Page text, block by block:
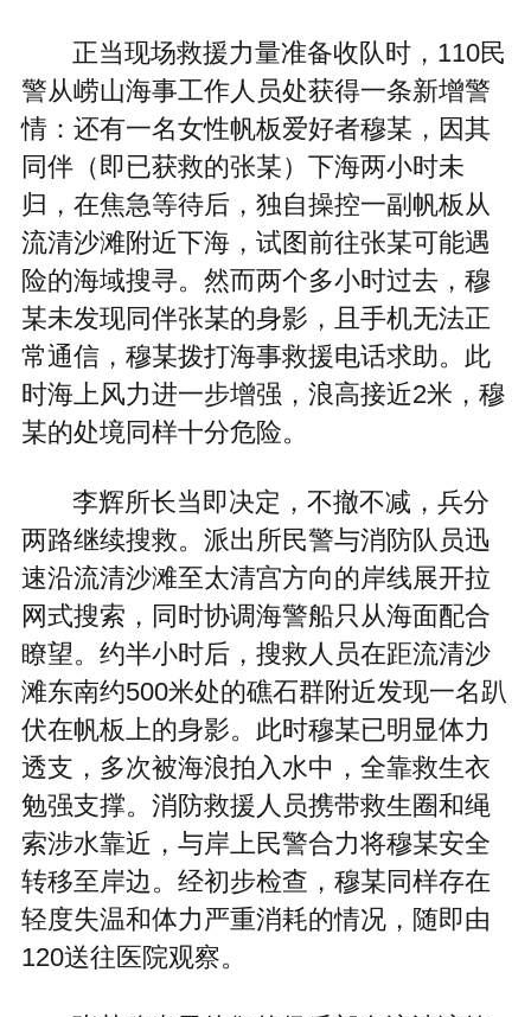
正当现场救援力量准备收队时，110民
警从崂山海事工作人员处获得一条新增警
情：还有一名女性帆板爱好者穆某，因其
同伴（即已获救的张某）下海两小时未
归，在焦急等待后，独自操控一副帆板从
流清沙滩附近下海，试图前往张某可能遇
险的海域搜寻。然而两个多小时过去，穆
某未发现同伴张某的身影，且手机无法正
常通信，穆某拨打海事救援电话求助。此
时海上风力进一步增强，浪高接近2米，穆
某的处境同样十分危险。
李辉所长当即决定，不撤不减，兵分
两路继续搜救。派出所民警与消防队员迅
速沿流清沙滩至太清宫方向的岸线展开拉
网式搜索，同时协调海警船只从海面配合
瞭望。约半小时后，搜救人员在距流清沙
滩东南约500米处的礁石群附近发现一名趴
伏在帆板上的身影。此时穆某已明显体力
透支，多次被海浪拍入水中，全靠救生衣
勉强支撑。消防救援人员携带救生圈和绳
索涉水靠近，与岸上民警合力将穆某安全
转移至岸边。经初步检查，穆某同样存在
轻度失温和体力严重消耗的情况，随即由
120送往医院观察。